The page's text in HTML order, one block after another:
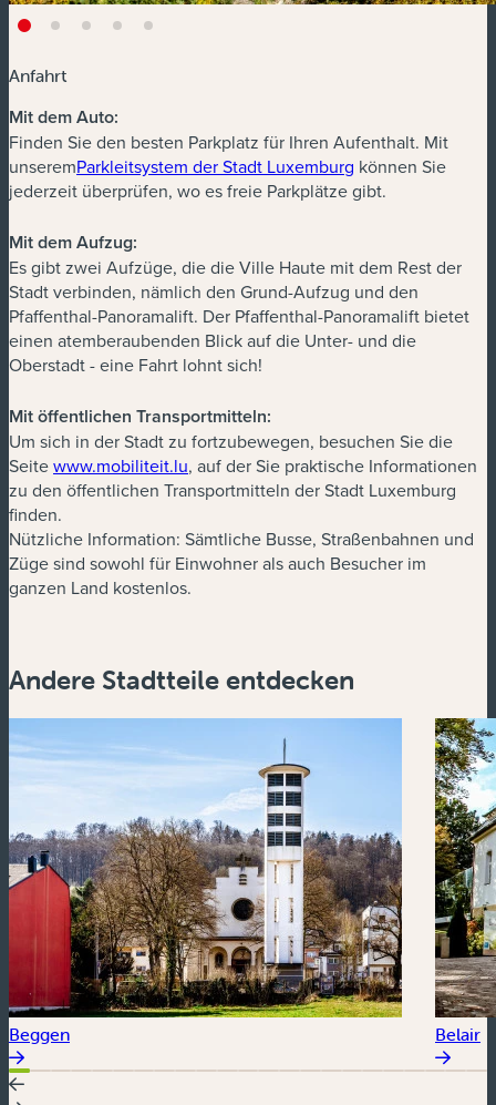
Anfahrt
Mit dem Auto:
Finden Sie den besten Parkplatz für Ihren Aufenthalt. Mit
unseremParkleitsystem der Stadt Luxemburg (neues Fenster)
können Sie
jederzeit überprüfen, wo es freie Parkplätze gibt.
Mit dem Aufzug:
Es gibt zwei Aufzüge, die die Ville Haute mit dem Rest der
Stadt verbinden, nämlich den Grund-Aufzug und den
Pfaffenthal-Panoramalift. Der Pfaffenthal-Panoramalift bietet
einen atemberaubenden Blick auf die Unter- und die
Oberstadt - eine Fahrt lohnt sich!
Mit öffentlichen Transportmitteln:
Um sich in der Stadt zu fortzubewegen, besuchen Sie die
Seitewww.mobiliteit.lu(neues Fenster)
, auf der Sie praktische Informationen
zu den öffentlichen Transportmitteln der Stadt Luxemburg
finden.
Nützliche Information: Sämtliche Busse, Straßenbahnen und
Züge sind sowohl für Einwohner als auch Besucher im
ganzen Land kostenlos.
Andere Stadtteile entdecken
Beggen Belair